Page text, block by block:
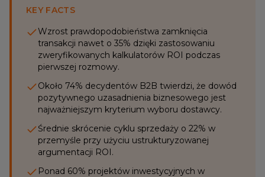
KEY FACTS
Wzrost prawdopodobieństwa zamknięcia
transakcji nawet o 35% dzięki zastosowaniu
zweryfikowanych kalkulatorów ROI podczas
pierwszej rozmowy.
Około 74% decydentów B2B twierdzi, że dowód
pozytywnego uzasadnienia biznesowego jest
najważniejszym kryterium wyboru dostawcy.
Średnie skrócenie cyklu sprzedaży o 22% w
przemyśle przy użyciu ustrukturyzowanej
argumentacji ROI.
Ponad 60% projektów inwestycyjnych w